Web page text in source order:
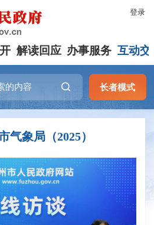
登录
解读回应 办事服务 互动交
长者模式
气象局（2025）